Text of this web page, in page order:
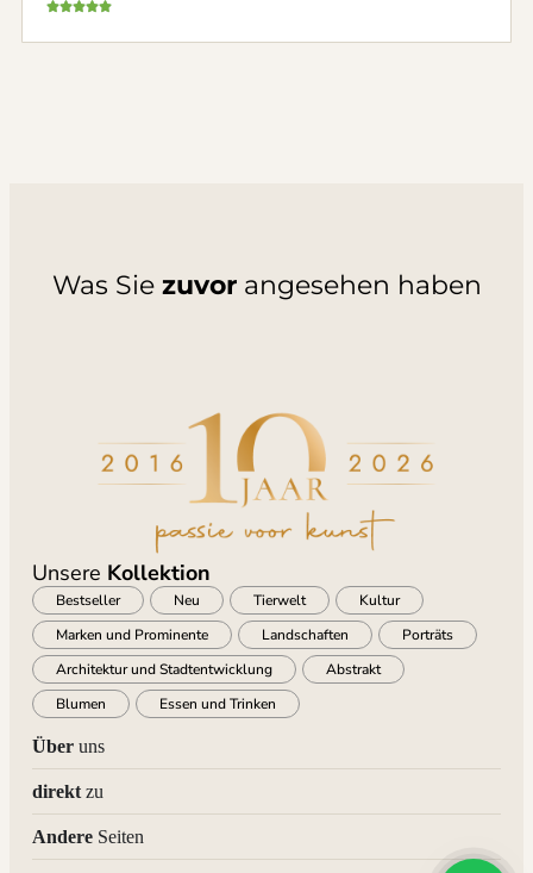
Was Sie zuvorangesehen haben
Unsere Kollektion
Bestseller Neu Tierwelt
Kultur
Marken und Prominente
Landschaften
Porträts
Architektur und Stadtentwicklung
Abstrakt
Blumen
Essen und Trinken
Überuns
direktzu
Andere Seiten